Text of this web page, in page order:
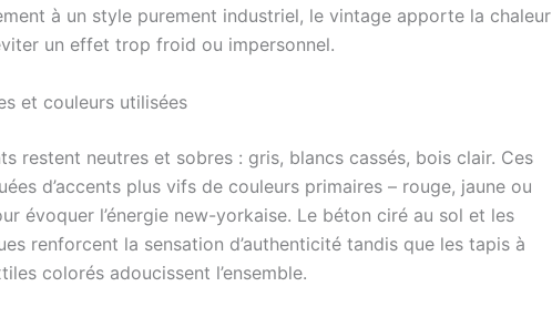
à un style purement industriel, le vintage apporte la chaleur
un effet trop froid ou impersonnel.
et couleurs utilisées
restent neutres et sobres : gris, blancs cassés, bois clair. Ces
d’accents plus vifs de couleurs primaires – rouge, jaune ou
évoquer l’énergie new-yorkaise. Le béton ciré au sol et les
renforcent la sensation d’authenticité tandis que les tapis à
colorés adoucissent l’ensemble.